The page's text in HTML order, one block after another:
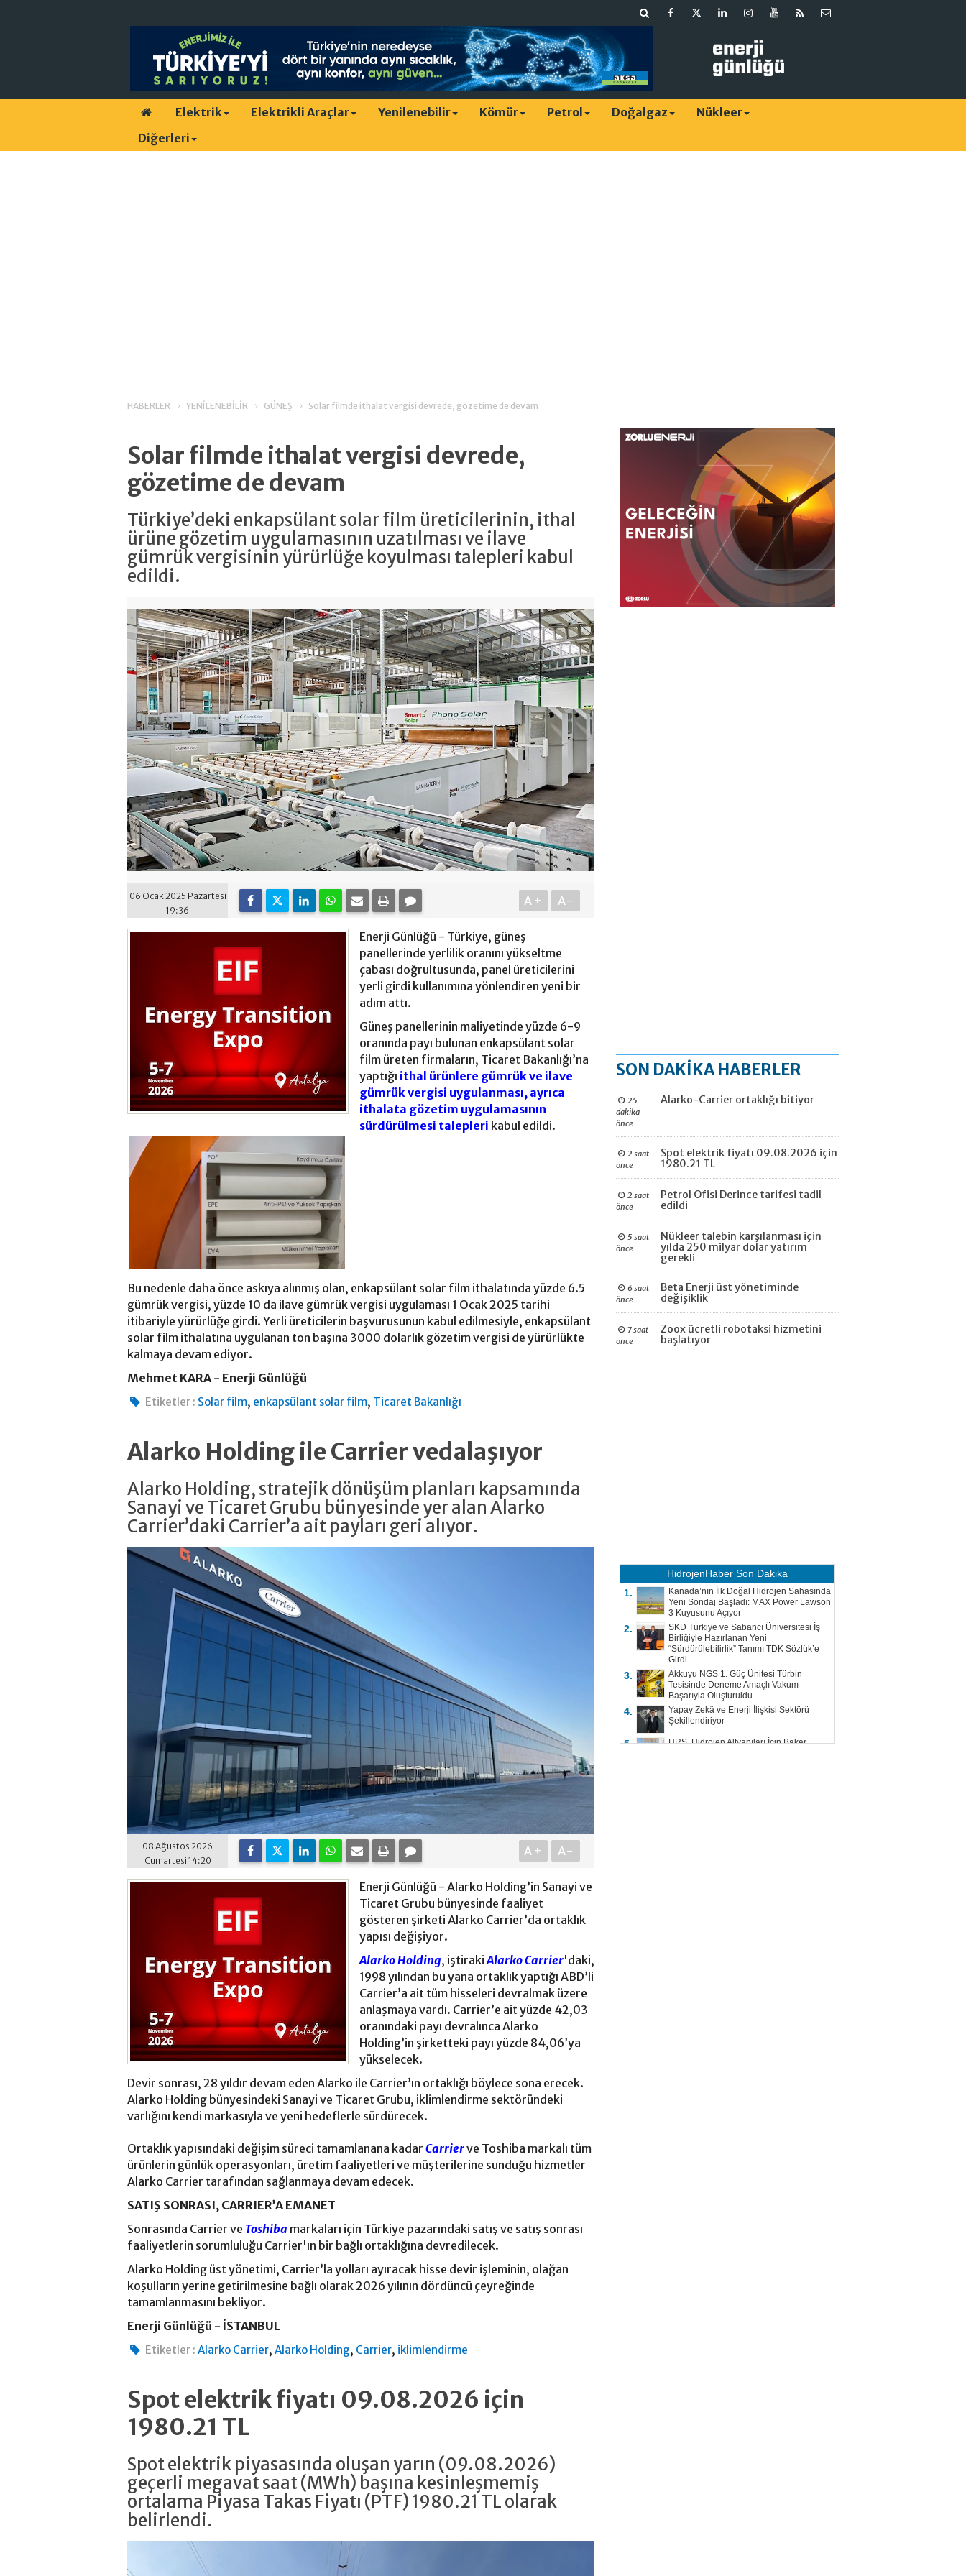
Elektrik Elektrikli Araçlar Yenilenebilir Kömür Petrol Doğalgaz
Nükleer
Diğerleri
HABERLER YENİLENEBİLİR GÜNEŞ Solar filmde ithalat vergisi devrede, gözetime de devam
Solar filmde ithalat vergisi devrede,
gözetime de devam
Türkiye’deki enkapsülant solar film üreticilerinin, ithal
ürüne gözetim uygulamasının uzatılması ve ilave
gümrük vergisinin yürürlüğe koyulması talepleri kabul
edildi.
06 Ocak 2025 Pazartesi
19:36
A+ A-
Enerji Günlüğü - Türkiye, güneş
panellerinde yerlilik oranını yükseltme
çabası doğrultusunda, panel üreticilerini
yerli girdi kullanımına yönlendiren yeni bir
adım attı.
Güneş panellerinin maliyetinde yüzde 6-9
oranında payı bulunan enkapsülant solar
film üreten firmaların, Ticaret Bakanlığı’na
yaptığı ithal ürünlere gümrük ve ilave
gümrük vergisi uygulanması, ayrıca
ithalata gözetim uygulamasının
sürdürülmesi talepleri kabu l edildi.
Bu nedenle daha önce askıya alınmış olan, enkapsülant solar film ithalatında yüzde 6.5
gümrük vergisi, yüzde 10 da ilave gümrük vergisi uygulaması 1 Ocak 2025 tarihi
itibariyle yürürlüğe girdi. Yerli üreticilerin başvurusunun kabul edilmesiyle, enkapsülant
solar film ithalatına uygulanan ton başına 3000 dolarlık gözetim vergisi de yürürlükte
kalmaya devam ediyor.
Mehmet KARA - Enerji Günlüğü
Etiketler : Solar film, enkapsülant solar film, Ticaret Bakanlığı
Alarko Holding ile Carrier vedalaşıyor
Alarko Holding, stratejik dönüşüm planları kapsamında
Sanayi ve Ticaret Grubu bünyesinde yer alan Alarko
Carrier’daki Carrier’a ait payları geri alıyor.
08 Ağustos 2026
Cumartesi 14:20
A+ A-
Enerji Günlüğü - Alarko Holding’in Sanayi ve
Ticaret Grubu bünyesinde faaliyet
gösteren şirketi Alarko Carrier’da ortaklık
yapısı değişiyor.
Alarko Holding, iştirakiAlarko Carrier'daki,
1998 yılından bu yana ortaklık yaptığı ABD’li
Carrier’a ait tüm hisseleri devralmak üzere
anlaşmaya vardı. Carrier’e ait yüzde 42,03
oranındaki payı devralınca Alarko
Holding’in şirketteki payı yüzde 84,06’ya
yükselecek.
Devir sonrası, 28 yıldır devam eden Alarko ile Carrier’ın ortaklığı böylece sona erecek.
Alarko Holding bünyesindeki Sanayi ve Ticaret Grubu, iklimlendirme sektöründeki
varlığını kendi markasıyla ve yeni hedeflerle sürdürecek.
Ortaklık yapısındaki değişim süreci tamamlanana kadar Carrierve Toshiba markalı tüm
ürünlerin günlük operasyonları, üretim faaliyetleri ve müşterilerine sunduğu hizmetler
Alarko Carrier tarafından sağlanmaya devam edecek.
SATIŞ SONRASI, CARRIER’A EMANET
Sonrasında Carrier ve Toshiba markaları için Türkiye pazarındaki satış ve satış sonrası
faaliyetlerin sorumluluğu Carrier'ın bir bağlı ortaklığına devredilecek.
Alarko Holding üst yönetimi, Carrier’la yolları ayıracak hisse devir işleminin, olağan
koşulların yerine getirilmesine bağlı olarak 2026 yılının dördüncü çeyreğinde
tamamlanmasını bekliyor.
Enerji Günlüğü - İSTANBUL
Etiketler : Alarko Carrier,Alarko Holding, Carrier, iklimlendirme
Spot elektrik fiyatı 09.08.2026 için
1980.21 TL
Spot elektrik piyasasında oluşan yarın (09.08.2026)
geçerli megavat saat (MWh) başına kesinleşmemiş
ortalama Piyasa Takas Fiyatı (PTF) 1980.21 TL olarak
belirlendi.
SON DAKİKA HABERLER
25
dakika
önce
Alarko-Carrier ortaklığı bitiyor
2 saat
önce
Spot elektrik fiyatı 09.08.2026 için
1980.21 TL
2 saat
önce
Petrol Ofisi Derince tarifesi tadil
edildi
5 saat
önce
Nükleer talebin karşılanması için
yılda 250 milyar dolar yatırım
gerekli
6 saat
önce
Beta Enerji üst yönetiminde
değişiklik
7 saat
önce
Zoox ücretli robotaksi hizmetini
başlatıyor
HidrojenHaber Son Dakika
1.
Kanada’nın İlk Doğal Hidrojen Sahasında
Yeni Sondaj Başladı: MAX Power Lawson
3 Kuyusunu Açıyor
2.
SKD Türkiye ve Sabancı Üniversitesi İş
Birliğiyle Hazırlanan Yeni
“Sürdürülebilirlik” Tanımı TDK Sözlük’e
Girdi
3.
Akkuyu NGS 1. Güç Ünitesi Türbin
Tesisinde Deneme Amaçlı Vakum
Başarıyla Oluşturuldu
4.
Yapay Zekâ ve Enerji İlişkisi Sektörü
Şekillendiriyor
5.
HRS, Hidrojen Altyapıları İçin Baker